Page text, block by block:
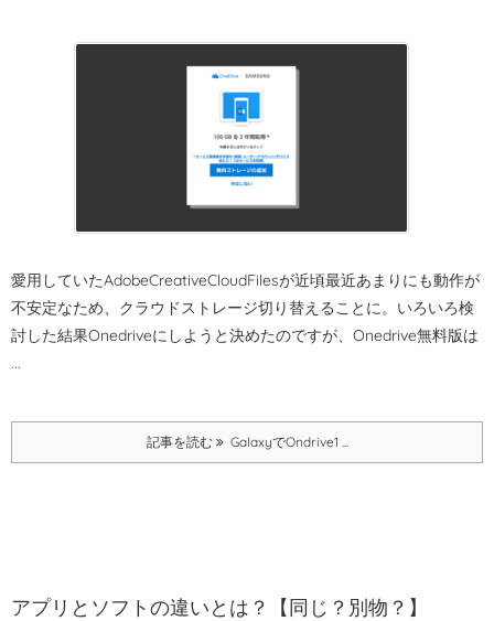
愛用していたAdobeCreativeCloudFilesが近頃最近あまりにも動作が
不安定なため、クラウドストレージ切り替えることに。 いろいろ検
討した結果Onedriveにしようと決めたのですが、Onedrive無料版は
...
記事を読む GalaxyでOndrive1 ...
アプリとソフトの違いとは？【同じ？別物？】